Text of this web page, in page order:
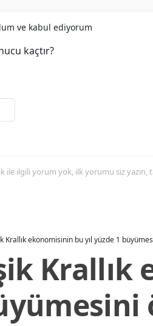
ve kabul ediyorum
kaçtır?
ile ilgili yorum yok, ilk yorumu siz yazın,
Krallık ekonomisinin bu yıl yüzde 1
Krallık